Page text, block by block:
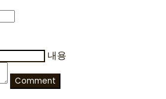
내용
Comment